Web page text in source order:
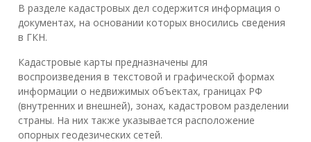
В разделе кадастровых дел содержится информация о
документах, на основании которых вносились сведения
в ГКН.
Кадастровые карты предназначены для
воспроизведения в текстовой и графической формах
информации о недвижимых объектах, границах РФ
(внутренних и внешней), зонах, кадастровом разделении
страны. На них также указывается расположение
опорных геодезических сетей.